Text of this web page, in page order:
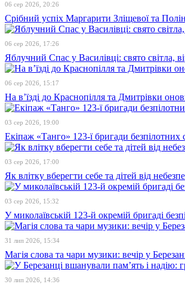
06 сер 2026, 20:26
Срібний успіх Маргарити Зліщевої та
06 сер 2026, 17:26
Яблучний Спас у Василівці: свято світла,
06 сер 2026, 15:17
На в’їзді до Краснопілля та Дмитрівки
03 сер 2026, 19:00
Екіпаж «Танго» 123-ї бригади
03 сер 2026, 17:00
Як влітку вберегти себе та дітей від
03 сер 2026, 15:32
У миколаївській 123-й окремій бригаді
31 лип 2026, 15:34
Магія слова та чари музики: вечір у
30 лип 2026, 14:36